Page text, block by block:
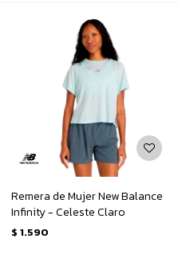
Remera de Mujer New Balance
Infinity - Celeste Claro
$ 1.590